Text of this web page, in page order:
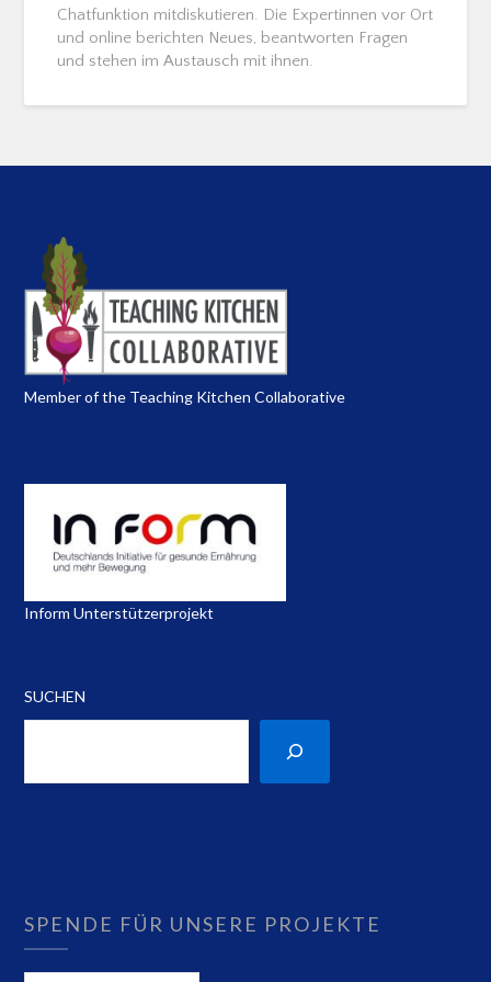
Chatfunktion mitdiskutieren. Die Expertinnen vor Ort
und online berichten Neues, beantworten Fragen
und stehen im Austausch mit ihnen.
Member of the Teaching Kitchen Collaborative
Inform Unterstützerprojekt
SUCHEN
SPENDE FÜR UNSERE PROJEKTE